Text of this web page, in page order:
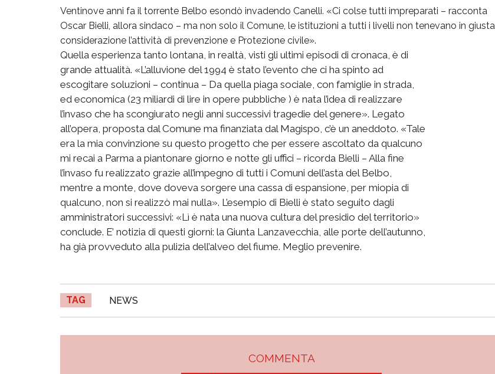
Ventinove anni fa il torrente Belbo esondò invadendo Canelli. «Ci colse tutti impreparati – racconta
Oscar Bielli, allora sindaco – ma non solo il Comune, le istituzioni a tutti i livelli non tenevano in giusta
considerazione l’attività di prevenzione e Protezione civile».
Quella esperienza tanto lontana, in realtà, visti gli ultimi episodi di cronaca, è di
grande attualità. «L’alluvione del 1994 è stato l’evento che ci ha spinto ad
escogitare soluzioni – continua – Da quella piaga sociale, con famiglie in strada,
ed economica (23 miliardi di lire in opere pubbliche ) è nata l’idea di realizzare
l’invaso che ha scongiurato negli anni successivi tragedie del genere». Legato
all’opera, proposta dal Comune ma finanziata dal Magispo, c’è un aneddoto. «Tale
era la mia convinzione su questo progetto che per essere ascoltato da qualcuno
mi recai a Parma a piantonare giorno e notte gli uffici – ricorda Bielli – Alla fine
l’invaso fu realizzato grazie all’impegno di tutti i Comuni dell’asta del Belbo,
mentre a monte, dove doveva sorgere una cassa di espansione, per miopia di
qualcuno, non si realizzò mai nulla». L’esempio di Bielli è stato seguito dagli
amministratori successivi: «Lì è nata una nuova cultura del presidio del territorio»
conclude. E’ notizia di questi giorni: la Giunta Lanzavecchia, alle porte dell’autunno,
ha già provveduto alla pulizia dell’alveo del fiume. Meglio prevenire.
TAG NEWS
COMMENTA